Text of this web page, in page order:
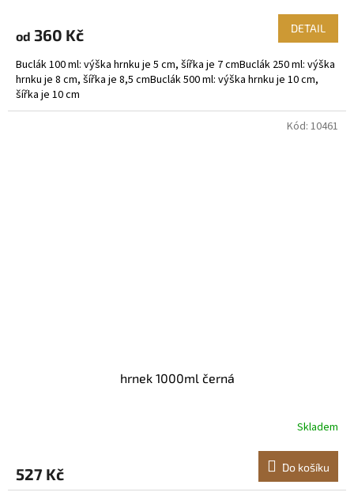
od 360 Kč DETAIL
Buclák 100 ml: výška hrnku je 5 cm, šířka je 7 cmBuclák 250 ml: výška
hrnku je 8 cm, šířka je 8,5 cmBuclák 500 ml: výška hrnku je 10 cm,
šířka je 10 cm
hrnek 1000ml černá
Skladem
527 Kč Do košíku
Kód: 10461